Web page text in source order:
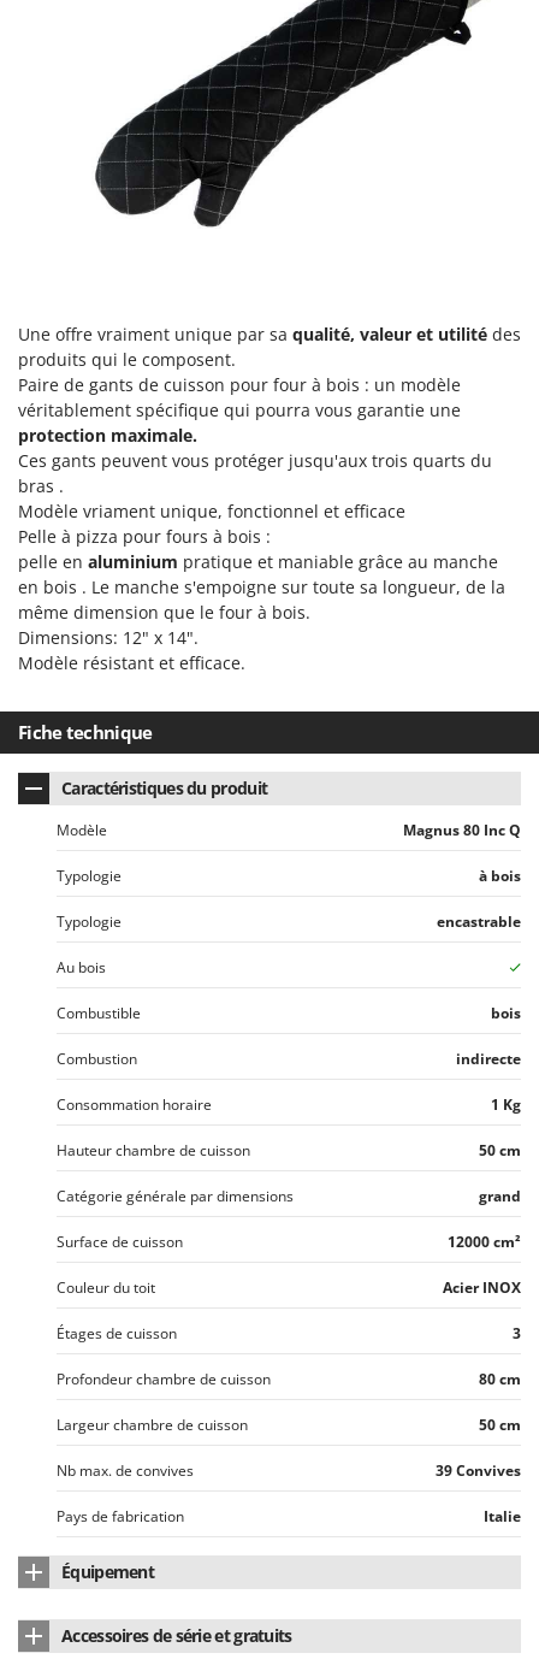
Une offre vraiment unique par sa qualité, valeur et utilité des
produits qui le composent.
Paire de gants de cuisson pour four à bois : un modèle
véritablement spécifique qui pourra vous garantie une
protection maximale.
Ces gants peuvent vous protéger jusqu'aux trois quarts du
bras .
Modèle vriament unique, fonctionnel et efficace
Pelle à pizza pour fours à bois :
pelle en aluminium pratique et maniable grâce au manche
en bois . Le manche s'empoigne sur toute sa longueur, de la
même dimension que le four à bois.
Dimensions: 12" x 14".
Modèle résistant et efficace.
Fiche technique
Caractéristiques du produit
Modèle Magnus 80 Inc Q
Typologie à bois
Typologie encastrable
Au bois
Combustible bois
Combustion indirecte
Consommation horaire 1 Kg
Hauteur chambre de cuisson 50 cm
Catégorie générale par dimensions grand
Surface de cuisson 12000 cm²
Couleur du toit Acier INOX
Étages de cuisson 3
Profondeur chambre de cuisson 80 cm
Largeur chambre de cuisson 50 cm
Nb max. de convives 39 Convives
Pays de fabrication Italie
Équipement
Ventilation standard oui
Accessoires de série et gratuits